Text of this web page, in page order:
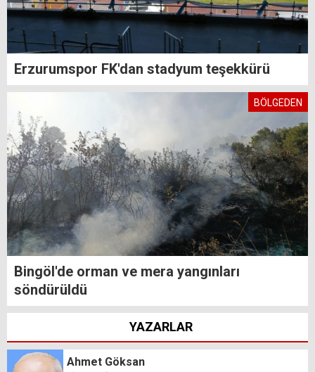
Erzurumspor FK'dan stadyum teşekkürü
BÖLGEDEN
Bingöl'de orman ve mera yangınları
söndürüldü
YAZARLAR
Ahmet Göksan